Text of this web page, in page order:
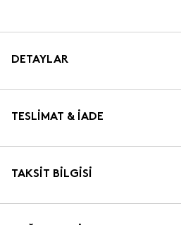
DETAYLAR
TESLIMAT & İADE
TAKSIT BILGISI